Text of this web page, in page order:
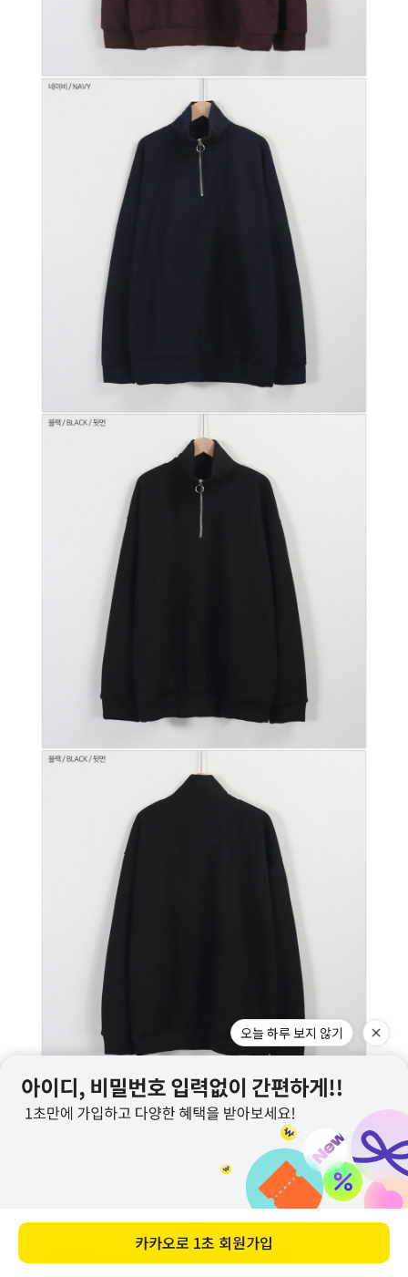
오늘 하루 보지 않기
카카오로 1초 회원가입